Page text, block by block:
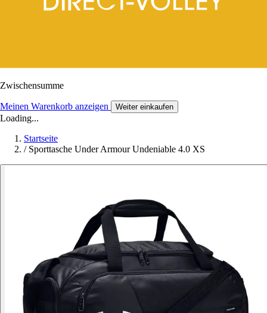
Zwischensumme
Meinen Warenkorb anzeigen Weiter einkaufen
Loading...
Startseite
/ Sporttasche Under Armour Undeniable 4.0 XS